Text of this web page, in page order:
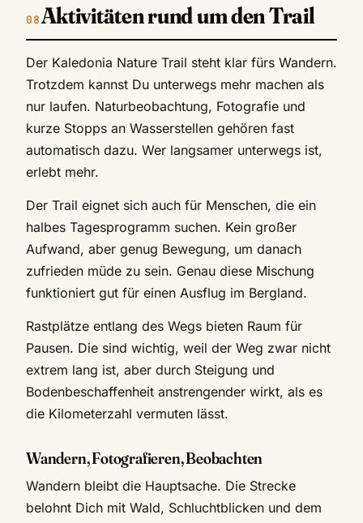
Aktivitäten rund um den Trail
Der Kaledonia Nature Trail steht klar fürs Wandern.
Trotzdem kannst Du unterwegs mehr machen als
nur laufen. Naturbeobachtung, Fotografie und
kurze Stopps an Wasserstellen gehören fast
automatisch dazu. Wer langsamer unterwegs ist,
erlebt mehr.
Der Trail eignet sich auch für Menschen, die ein
halbes Tagesprogramm suchen. Kein großer
Aufwand, aber genug Bewegung, um danach
zufrieden müde zu sein. Genau diese Mischung
funktioniert gut für einen Ausflug im Bergland.
Rastplätze entlang des Wegs bieten Raum für
Pausen. Die sind wichtig, weil der Weg zwar nicht
extrem lang ist, aber durch Steigung und
Bodenbeschaffenheit anstrengender wirkt, als es
die Kilometerzahl vermuten lässt.
Wandern, Fotografieren, Beobachten
Wandern bleibt die Hauptsache. Die Strecke
belohnt Dich mit Wald, Schluchtblicken und dem